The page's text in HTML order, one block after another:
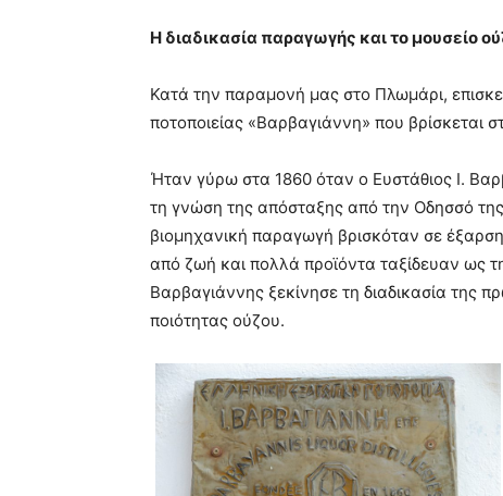
Η διαδικασία παραγωγής και το μουσείο
Κατά την παραμονή μας στο Πλωμάρι,
ποτοποιείας «Βαρβαγιάννη» που βρίσκεται
Ήταν γύρω στα 1860 όταν ο Ευστάθιος Ι.
τη γνώση της απόσταξης από την Οδησσό
βιομηχανική παραγωγή βρισκόταν σε
από ζωή και πολλά προϊόντα ταξίδευαν ως
Βαρβαγιάννης ξεκίνησε τη διαδικασία της
ποιότητας ούζου.